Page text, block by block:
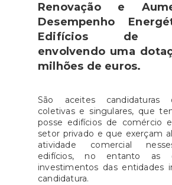
Renovação e
Desempenho
Edifícios de
envolvendo uma
milhões de euros.
São aceites candidaturas
coletivas e singulares, que
posse edifícios de comércio
setor privado e que exerçam
atividade comercial
edifícios, no entanto as
investimentos das entidades
candidatura.